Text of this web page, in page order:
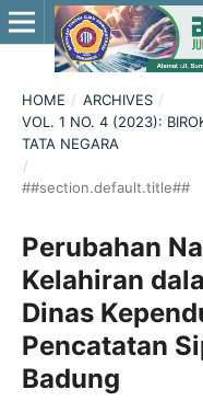
HOME / ARCHIVES /
VOL. 1 NO. 4 (2023):
TATA NEGARA
/
##section.default.title##
Perubahan
Kelahiran
Dinas
Pencatatan
Badung